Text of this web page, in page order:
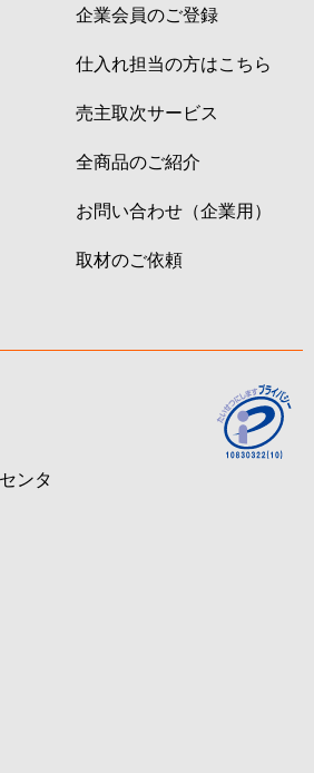
企業会員のご登録
仕入れ担当の方はこちら
売主取次サービス
全商品のご紹介
お問い合わせ（企業用）
取材のご依頼
ンタ